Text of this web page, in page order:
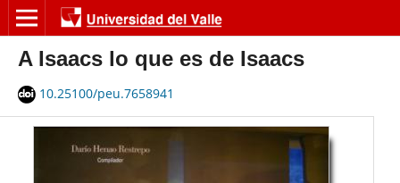
A Isaacs lo que es de Isaacs
10.25100/peu.7658941